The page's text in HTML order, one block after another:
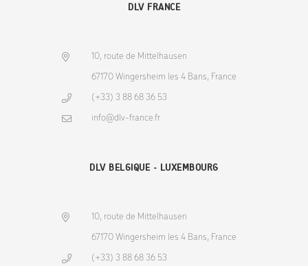
DLV FRANCE
10, route de Mittelhausen
67170 Wingersheim les 4 Bans, France
(+33) 3 88 68 36 53
info@dlv-france.fr
DLV BELGIQUE - LUXEMBOURG
10, route de Mittelhausen
67170 Wingersheim les 4 Bans, France
(+33) 3 88 68 36 53